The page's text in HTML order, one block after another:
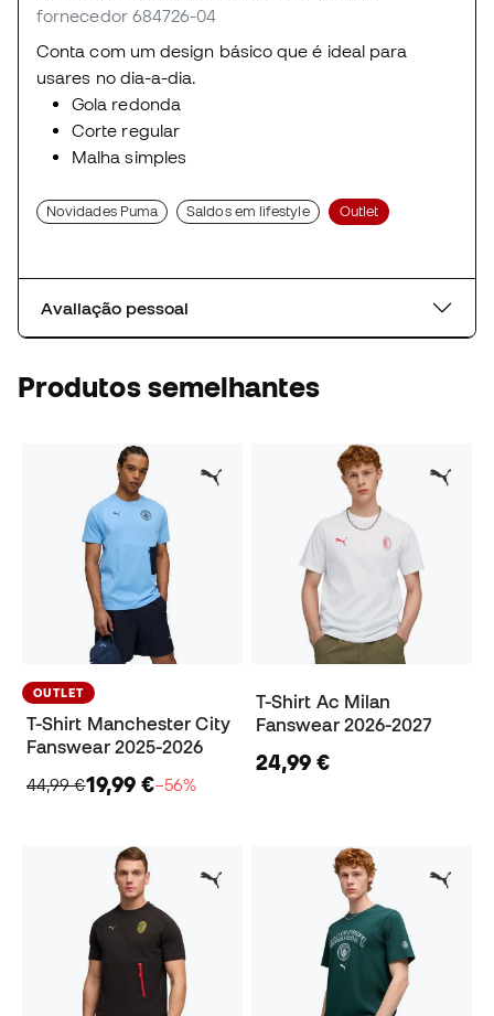
fornecedor 684726-04
Conta com um design básico que é ideal para
usares no dia-a-dia.
Gola redonda
Corte regular
Malha simples
Novidades Puma Saldos em lifestyle Outlet
Avaliação pessoal
Produtos semelhantes
OUTLET
T-Shirt Manchester City
Fanswear 2025-2026
44,99 €19,99 €−56%
T-Shirt Ac Milan
Fanswear 2026-2027
24,99 €